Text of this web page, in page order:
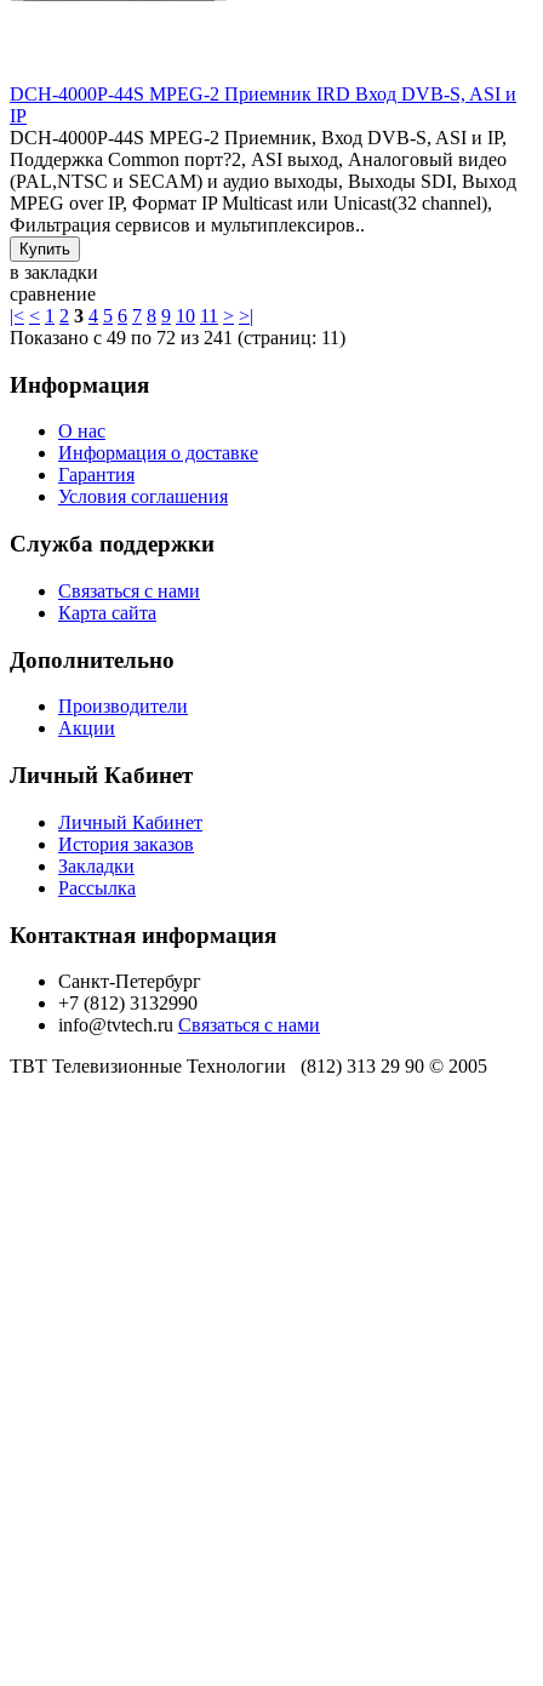
DCH-4000P-44S MPEG-2 Приемник IRD Вход DVB-S, ASI и
IP
DCH-4000P-44S MPEG-2 Приемник, Вход DVB-S, ASI и IP,
Поддержка Common порт?2, ASI выход, Аналоговый видео
(PAL,NTSC и SECAM) и аудио выходы, Выходы SDI, Выход
MPEG over IP, Формат IP Multicast или Unicast(32 channel),
Фильтрация сервисов и мультиплексиров..
в закладки
сравнение
|< < 1 2 3 4 5 6 7 8 9 10 11 > >|
Показано с 49 по 72 из 241 (страниц: 11)
Информация
О нас
Информация о доставке
Гарантия
Условия соглашения
Служба поддержки
Связаться с нами
Карта сайта
Дополнительно
Производители
Акции
Личный Кабинет
Личный Кабинет
История заказов
Закладки
Рассылка
Контактная информация
Санкт-Петербург
+7 (812) 3132990
info@tvtech.ru Связаться с нами
ТВТ Телевизионные Технологии (812) 313 29 90 © 2005